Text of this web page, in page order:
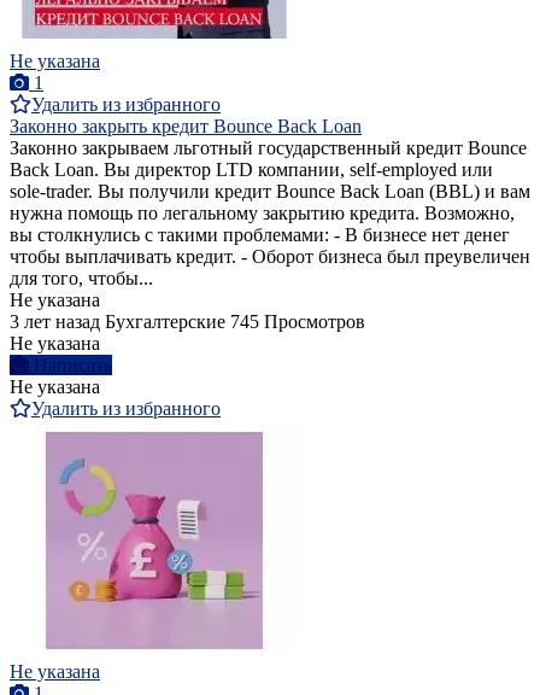
Не указана
1
Удалить из избранного
Законно закрыть кредит Bounce Back Loan
Законно закрываем льготный государственный кредит Bounce
Back Loan. Вы директор LTD компании, self-employed или
sole-trader. Вы получили кредит Bounce Back Loan (BBL) и вам
нужна помощь по легальному закрытию кредита. Возможно,
вы столкнулись с такими проблемами: - В бизнесе нет денег
чтобы выплачивать кредит. - Оборот бизнеса был преувеличен
для того, чтобы...
Не указана
3 лет назад Бухгалтерские 745 Просмотров
Не указана
Написать
Не указана
Удалить из избранного
Не указана